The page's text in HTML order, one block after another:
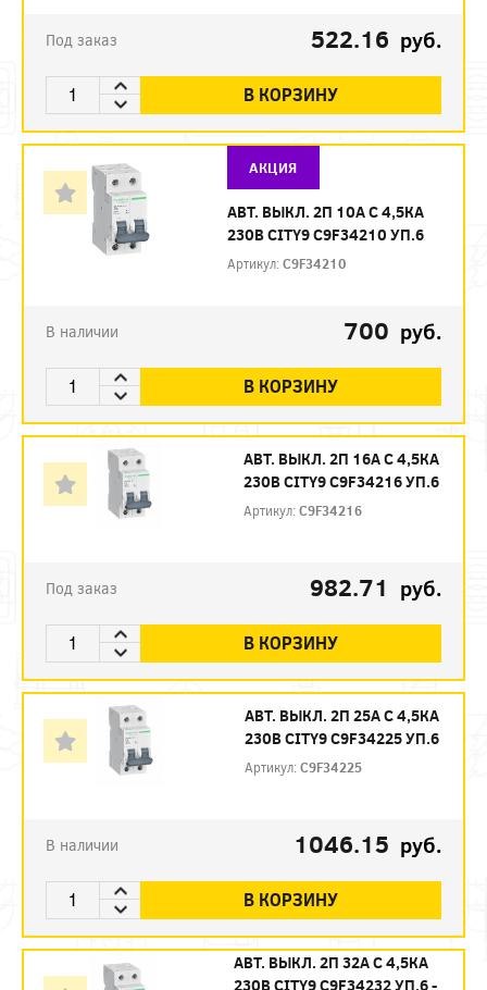
Под заказ 522.16 руб.
В КОРЗИНУ
АКЦИЯ
АВТ. ВЫКЛ. 2П 10А С 4,5КА
230В CITY9 C9F34210 УП.6
Артикул:C9F34210
В наличии 700 руб.
В КОРЗИНУ
АВТ. ВЫКЛ. 2П 16А С 4,5КА
230В CITY9 C9F34216 УП.6
Артикул:C9F34216
Под заказ 982.71 руб.
В КОРЗИНУ
АВТ. ВЫКЛ. 2П 25А С 4,5КА
230В CITY9 C9F34225 УП.6
Артикул:C9F34225
В наличии 1046.15 руб.
В КОРЗИНУ
АВТ. ВЫКЛ. 2П 32А С 4,5КА
230В CITY9 C9F34232 УП.6 -